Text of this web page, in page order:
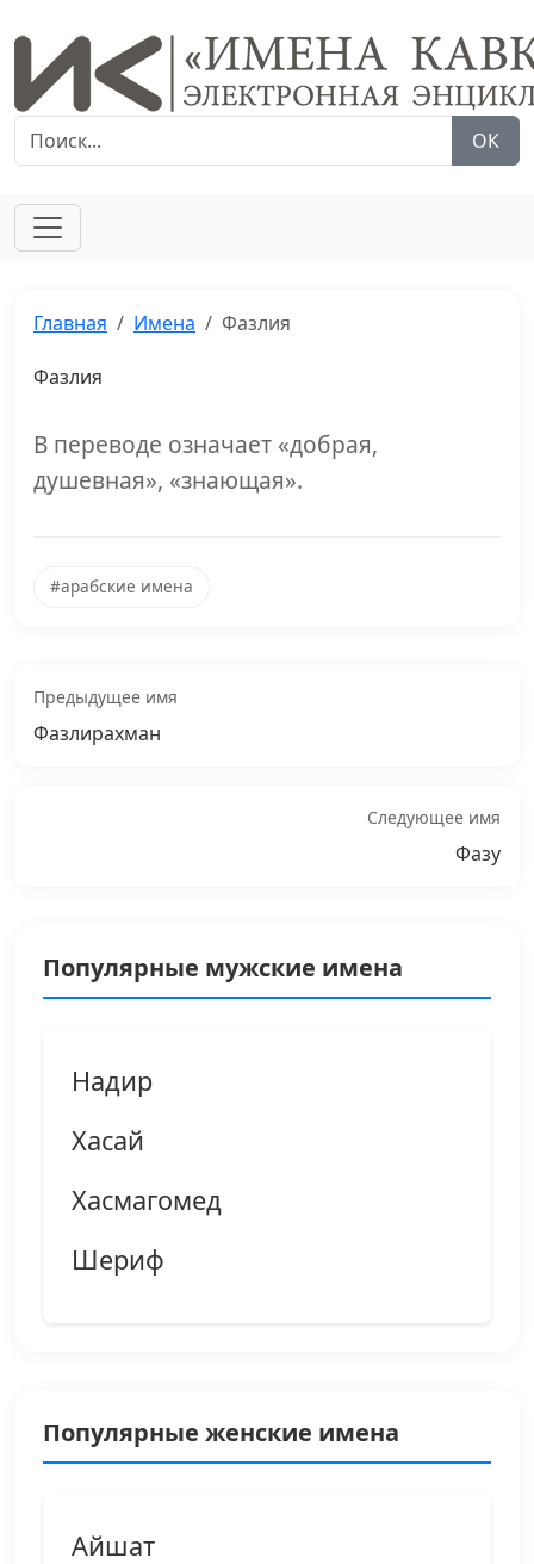
ОК
Главная Имена Фазлия
Фазлия
В переводе означает «добрая,
душевная», «знающая».
#арабские имена
Предыдущее имя
Фазлирахман
Следующее имя
Фазу
Популярные мужские имена
Надир
Хасай
Хасмагомед
Шериф
Популярные женские имена
Айшат